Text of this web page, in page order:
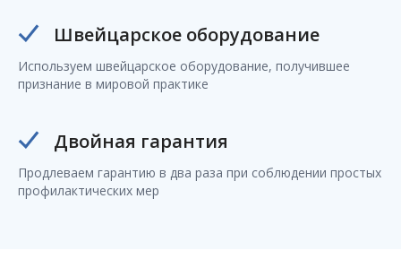
Швейцарское оборудование
Используем швейцарское оборудование, получившее
признание в мировой практике
Двойная гарантия
Продлеваем гарантию в два раза при соблюдении простых
профилактических мер